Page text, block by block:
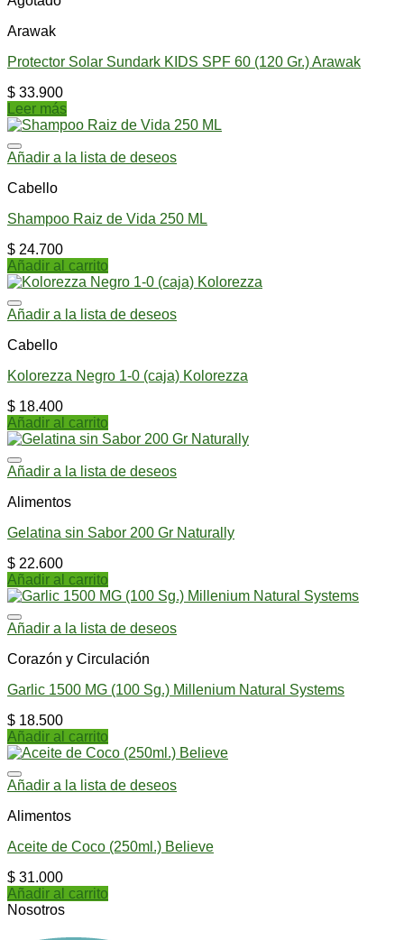
Arawak
Protector Solar Sundark KIDS SPF 60 (120 Gr.) Arawak
$ 33.900
Leer más
Añadir a la lista de deseos
Cabello
Shampoo Raiz de Vida 250 ML
$ 24.700
Añadir al carrito
Añadir a la lista de deseos
Cabello
Kolorezza Negro 1-0 (caja) Kolorezza
$ 18.400
Añadir al carrito
Añadir a la lista de deseos
Alimentos
Gelatina sin Sabor 200 Gr Naturally
$ 22.600
Añadir al carrito
Añadir a la lista de deseos
Corazón y Circulación
Garlic 1500 MG (100 Sg.) Millenium Natural Systems
$ 18.500
Añadir al carrito
Añadir a la lista de deseos
Alimentos
Aceite de Coco (250ml.) Believe
$ 31.000
Añadir al carrito
Nosotros